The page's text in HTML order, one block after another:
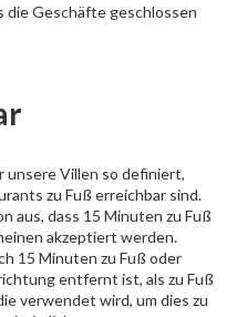
die Geschäfte geschlossen
unsere Villen so definiert,
zu Fuß erreichbar sind.
aus, dass 15 Minuten zu Fuß
akzeptiert werden.
15 Minuten zu Fuß oder
entfernt ist, als zu Fuß
verwendet wird, um dies zu